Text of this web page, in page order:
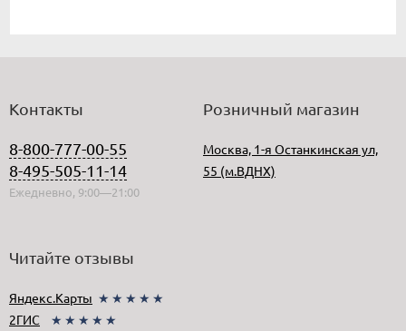
Контакты
8-800-777-00-55
8-495-505-11-14
Ежедневно, 9:00—21:00
Розничный магазин
Москва, 1-я Останкинская ул,
55 (м.ВДНХ)
Читайте отзывы
Яндекс.Карты ★★★★★
2ГИС
★★★★★